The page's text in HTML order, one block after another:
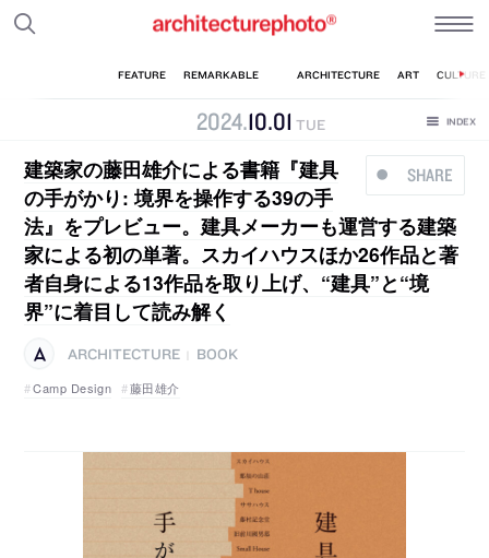
2024.10.01 TUE
SHARE
建築家の藤田雄介による書籍『建具
の手がかり: 境界を操作する39の手
法』をプレビュー。建具メーカーも運営する建築
家による初の単著。スカイハウスほか26作品と著
者自身による13作品を取り上げ、“建具”と“境
界”に着目して読み解く
ARCHITECTURE
BOOK
Camp Design
藤田雄介